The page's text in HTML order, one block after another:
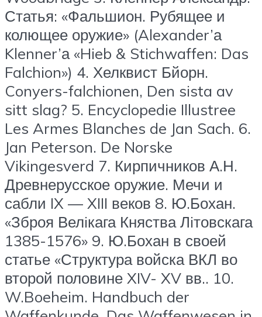
Статья: «Фальшион. Рубящее и
колющее оружие» (Alexander’а
Klenner’а «Hieb & Stichwaffen: Das
Falchion») 4. Хелквист Бйорн.
Conyers-falchionen, Den sista av
sitt slag? 5. Encyclopedie Illustree
Les Armes Blanches de Jan Sach. 6.
Jan Peterson. De Norske
Vikingesverd 7. Кирпичников А.Н.
Древнерусское оружие. Мечи и
сабли IX — XIII веков 8. Ю.Бохан.
«Зброя Велiкага Княства Лiтовскага
1385-1576» 9. Ю.Бохан в своей
статье «Структура войска ВКЛ во
второй половине XIV- XV вв.. 10.
W.Boeheim. Handbuch der